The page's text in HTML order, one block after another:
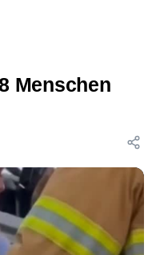
Menschen